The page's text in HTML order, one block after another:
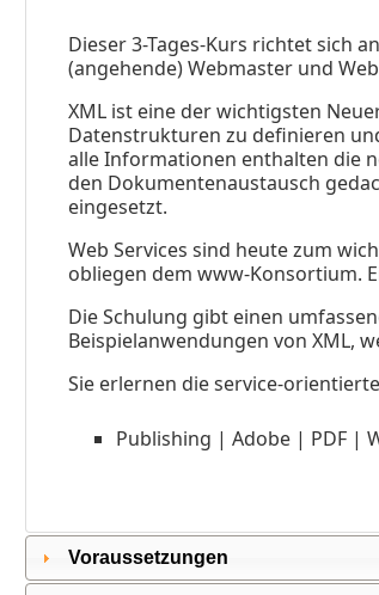
Dieser 3-Tages-Kurs richtet sich
(angehende) Webmaster und
XML ist eine der wichtigsten
Datenstrukturen zu definieren
alle Informationen enthalten die
den Dokumentenaustausch
eingesetzt.
Web Services sind heute zum
obliegen dem www-Konsortium.
Die Schulung gibt einen
Beispielanwendungen von XML,
Sie erlernen die service-
Publishing | Adobe | PDF |
Voraussetzungen